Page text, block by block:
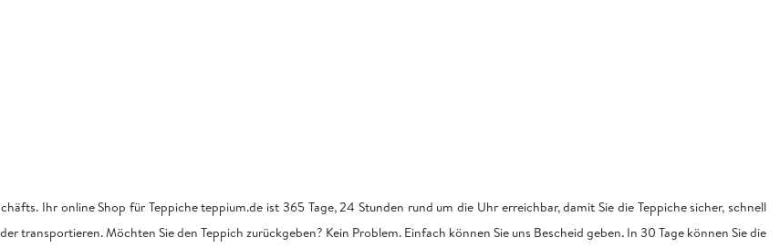
Ihr online Shop für Teppiche teppium.de ist 365 Tage, 24 Stunden rund um die Uhr erreichbar, damit Sie die Teppiche sicher, schnell
transportieren. Möchten Sie den Teppich zurückgeben? Kein Problem. Einfach können Sie uns Bescheid geben. In 30 Tage können Sie die